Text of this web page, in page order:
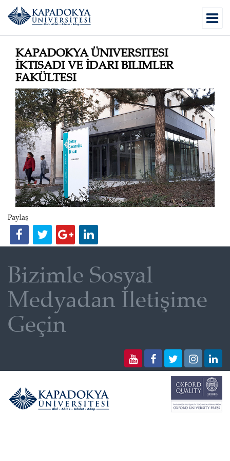
KAPADOKYA ÜNIVERSITESI
İKTISADI VE İDARI BILIMLER
FAKÜLTESI
Paylaş
Bizimle Sosyal
Medyadan İletişime
Geçin